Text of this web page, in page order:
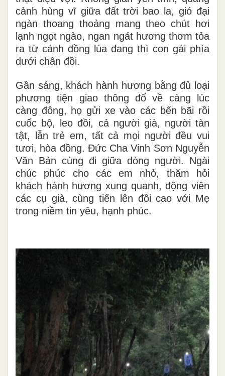
cảnh hùng vĩ giữa đất trời bao la, gió đại
ngàn thoang thoảng mang theo chút hơi
lạnh ngọt ngào, ngan ngát hương thơm tỏa
ra từ cánh đồng lúa đang thì con gái phía
dưới chân đồi.
Gần sáng, khách hành hương bằng đủ loại
phương tiện giao thông đổ về càng lúc
càng đông, họ gửi xe vào các bến bãi rồi
cuốc bộ, leo đồi, cả người già, người tàn
tật, lẫn trẻ em, tất cả mọi người đều vui
tươi, hòa đồng. Đức Cha Vinh Sơn Nguyễn
Văn Bản cùng đi giữa dòng người. Ngài
chúc phúc cho các em nhỏ, thăm hỏi
khách hành hương xung quanh, động viên
các cụ già, cùng tiến lên đồi cao với Mẹ
trong niềm tin yêu, hạnh phúc.